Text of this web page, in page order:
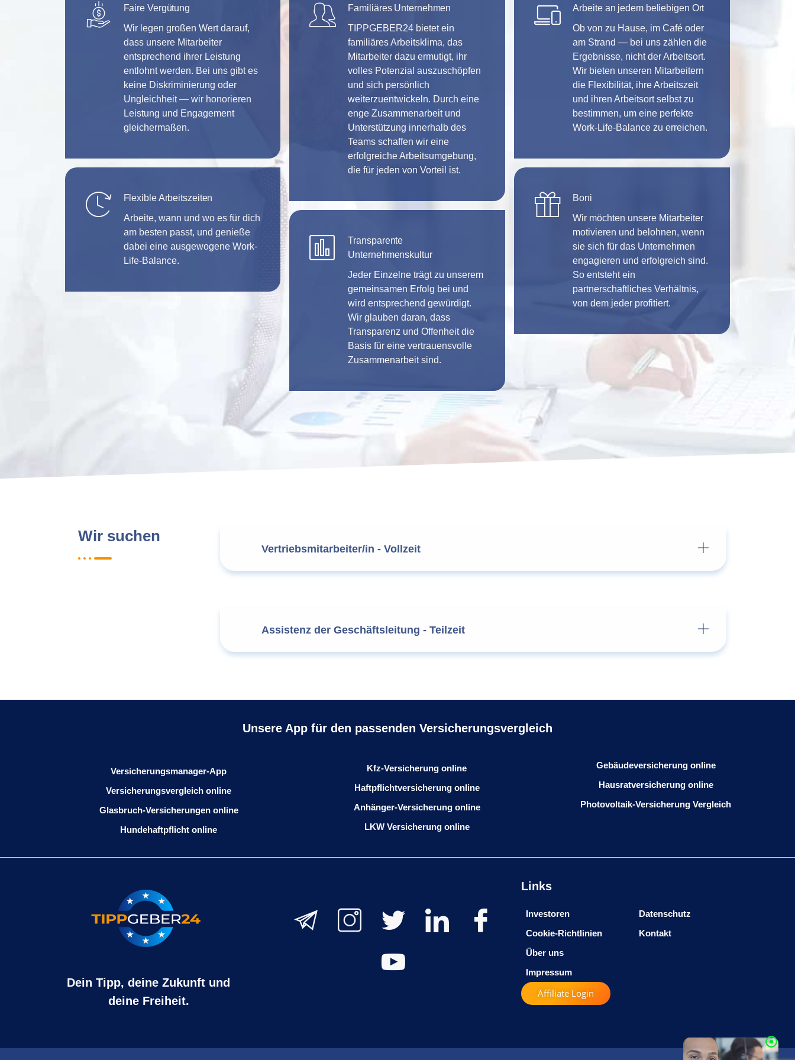
Faire Vergütung
Wir legen großen Wert darauf,
dass unsere Mitarbeiter
entsprechend ihrer Leistung
entlohnt werden. Bei uns gibt es
keine Diskriminierung oder
Ungleichheit — wir honorieren
Leistung und Engagement
gleichermaßen.
Flexible Arbeitszeiten
Arbeite, wann und wo es für dich
am besten passt, und genieße
dabei eine ausgewogene Work-
Life-Balance.
Familiäres Unternehmen
TIPPGEBER24 bietet ein
familiäres Arbeitsklima, das
Mitarbeiter dazu ermutigt, ihr
volles Potenzial auszuschöpfen
und sich persönlich
weiterzuentwickeln. Durch eine
enge Zusammenarbeit und
Unterstützung innerhalb des
Teams schaffen wir eine
erfolgreiche Arbeitsumgebung,
die für jeden von Vorteil ist.
Transparente
Unternehmenskultur
Jeder Einzelne trägt zu unserem
gemeinsamen Erfolg bei und
wird entsprechend gewürdigt.
Wir glauben daran, dass
Transparenz und Offenheit die
Basis für eine vertrauensvolle
Zusammenarbeit sind.
Arbeite an jedem beliebigen Ort
Ob von zu Hause, im Café oder
am Strand — bei uns zählen die
Ergebnisse, nicht der Arbeitsort.
Wir bieten unseren Mitarbeitern
die Flexibilität, ihre Arbeitszeit
und ihren Arbeitsort selbst zu
bestimmen, um eine perfekte
Work-Life-Balance zu erreichen.
Boni
Wir möchten unsere Mitarbeiter
motivieren und belohnen, wenn
sie sich für das Unternehmen
engagieren und erfolgreich sind.
So entsteht ein
partnerschaftliches Verhältnis,
von dem jeder profitiert.
Wir suchen
Vertriebsmitarbeiter/in - Vollzeit
Assistenz der Geschäftsleitung - Teilzeit
Unsere App für den passenden Versicherungsvergleich
Versicherungsmanager-App
Versicherungsvergleich online
Glasbruch-Versicherungen online
Hundehaftpflicht online
Kfz-Versicherung online
Haftpflichtversicherung online
Anhänger-Versicherung online
LKW Versicherung online
Gebäudeversicherung online
Hausratversicherung online
Photovoltaik-Versicherung Vergleich
Dein Tipp, deine Zukunft und
deine Freiheit.
Links
Investoren
Cookie-Richtlinien
Über uns
Impressum
Datenschutz
Kontakt
Affiliate Login